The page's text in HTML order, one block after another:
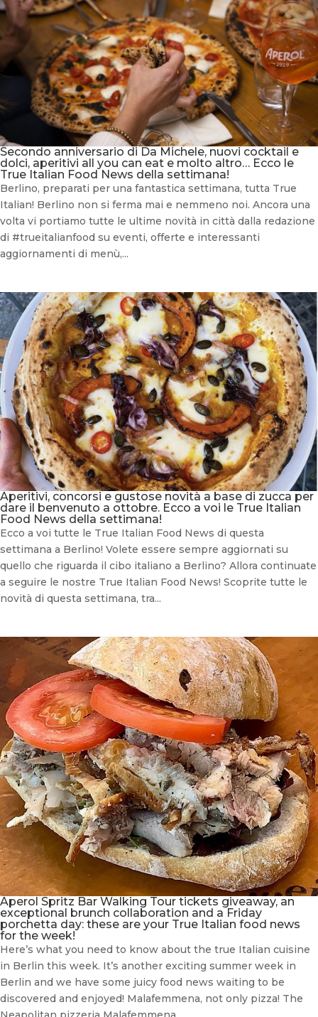
Secondo anniversario di Da Michele, nuovi cocktail e
dolci, aperitivi all you can eat e molto altro… Ecco le
True Italian Food News della settimana!
Berlino, preparati per una fantastica settimana, tutta True
Italian! Berlino non si ferma mai e nemmeno noi. Ancora una
volta vi portiamo tutte le ultime novità in città dalla redazione
di #trueitalianfood su eventi, offerte e interessanti
aggiornamenti di menù,...
Aperitivi, concorsi e gustose novità a base di zucca per
dare il benvenuto a ottobre. Ecco a voi le True Italian
Food News della settimana!
Ecco a voi tutte le True Italian Food News di questa
settimana a Berlino! Volete essere sempre aggiornati su
quello che riguarda il cibo italiano a Berlino? Allora continuate
a seguire le nostre True Italian Food News! Scoprite tutte le
novità di questa settimana, tra...
Aperol Spritz Bar Walking Tour tickets giveaway, an
exceptional brunch collaboration and a Friday
porchetta day: these are your True Italian food news
for the week!
Here’s what you need to know about the true Italian cuisine
in Berlin this week. It’s another exciting summer week in
Berlin and we have some juicy food news waiting to be
discovered and enjoyed! Malafemmena, not only pizza! The